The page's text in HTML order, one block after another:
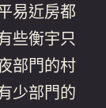
易近房都
些衡宇只
部門的村
少部門的